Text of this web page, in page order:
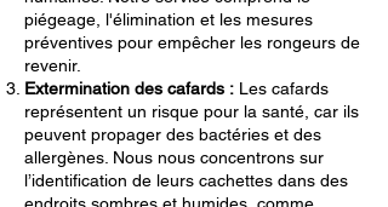
piégeage, l'élimination et les mesures
préventives pour empêcher les rongeurs de
revenir.
Extermination des cafards : Les cafards
représentent un risque pour la santé, car ils
peuvent propager des bactéries et des
allergènes. Nous nous concentrons sur
l’identification de leurs cachettes dans des